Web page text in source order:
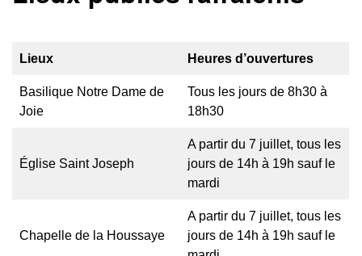
Lieux Heures d’ouvertures
Basilique Notre Dame de
Joie
Tous les jours de 8h30 à
18h30
Église Saint Joseph
A partir du 7 juillet, tous les
jours de 14h à 19h sauf le
mardi
Chapelle de la Houssaye
A partir du 7 juillet, tous les
jours de 14h à 19h sauf le